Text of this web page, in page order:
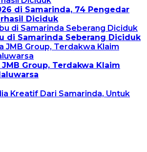
di Samarinda, 74 Pengedar
Diciduk
di Samarinda Seberang Diciduk
Group, Terdakwa Klaim